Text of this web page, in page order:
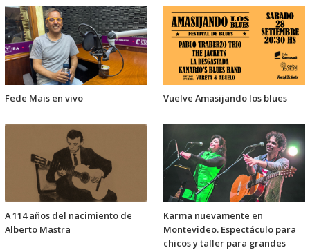
Fede Mais en vivo Vuelve Amasijando los blues
A 114 años del nacimiento de
Alberto Mastra
Karma nuevamente en
Montevideo. Espectáculo para
chicos y taller para grandes